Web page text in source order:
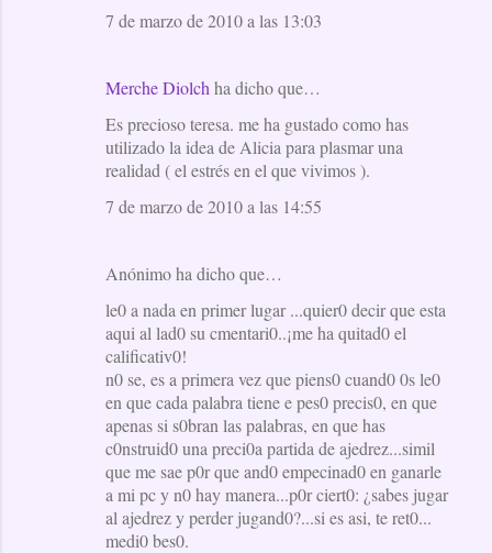
7 de marzo de 2010 a las 13:03
Merche Diolch ha dicho que…
Es precioso teresa. me ha gustado como has
utilizado la idea de Alicia para plasmar una
realidad ( el estrés en el que vivimos ).
7 de marzo de 2010 a las 14:55
Anónimo ha dicho que…
le0 a nada en primer lugar ...quier0 decir que esta
aqui al lad0 su cmentari0..¡me ha quitad0 el
calificativ0!
n0 se, es a primera vez que piens0 cuand0 0s le0
en que cada palabra tiene e pes0 precis0, en que
apenas si s0bran las palabras, en que has
c0nstruid0 una preci0a partida de ajedrez...simil
que me sae p0r que and0 empecinad0 en ganarle
a mi pc y n0 hay manera...p0r ciert0: ¿sabes jugar
al ajedrez y perder jugand0?...si es asi, te ret0...
medi0 bes0.